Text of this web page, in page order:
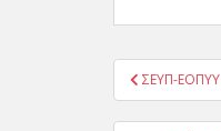
άρθρων
ΣΕΥΠ-ΕΟΠΥΥ